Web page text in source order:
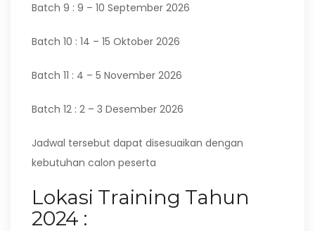
Batch 9 : 9 – 10 September 2026
Batch 10 : 14 – 15 Oktober 2026
Batch 11 : 4 – 5 November 2026
Batch 12 : 2 – 3 Desember 2026
Jadwal tersebut dapat disesuaikan dengan
kebutuhan calon peserta
Lokasi Training Tahun
2024 :